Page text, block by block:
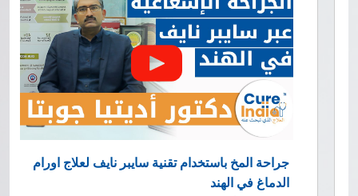
جراحة المخ باستخدام تقنية سايبر نايف لعلاج اورام
الدماغ في الهند